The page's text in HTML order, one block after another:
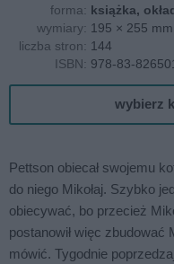
forma: książka,
wymiary: 195 × 255 mm
liczba stron: 144
ISBN: 978-83-
wybierz
Pettson obiecał swojemu
do niego Mikołaj. Szybko
obiecywać, bo przecież
postanowił więc zbudować
mówić. Tygodnie